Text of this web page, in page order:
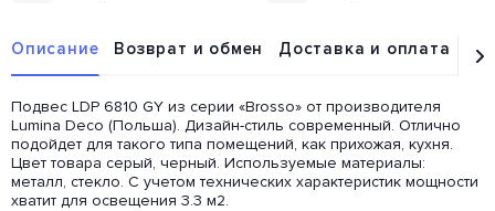
Описание Возврат и обмен Доставка и оплата
Подвес LDP 6810 GY из серии «Brosso» от производителя
Lumina Deco (Польша). Дизайн-стиль современный. Отлично
подойдет для такого типа помещений, как прихожая, кухня.
Цвет товара серый, черный. Используемые материалы:
металл, стекло. С учетом технических характеристик мощности
хватит для освещения 3.3 м2.